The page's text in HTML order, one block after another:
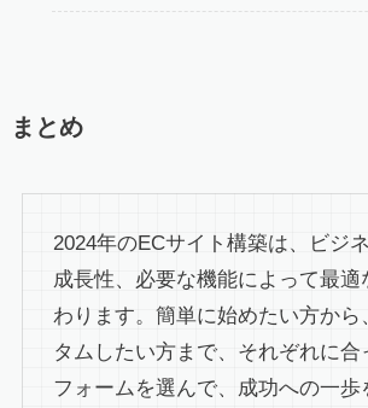
まとめ
2024年のECサイト構築は、ビジ
成長性、必要な機能によって最適
わります。簡単に始めたい方から
タムしたい方まで、それぞれに合
フォームを選んで、成功への一歩